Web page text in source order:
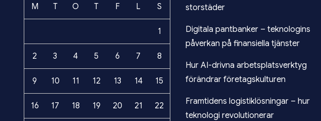
M T O T F L S
1
2 3 4 5 6 7 8
9 10 11 12 13 14 15
16 17 18 19 20 21 22
storstäder
Digitala pantbanker – teknologins
påverkan på finansiella tjänster
Hur AI-drivna arbetsplatsverktyg
förändrar företagskulturen
Framtidens logistiklösningar – hur
teknologi revolutionerar